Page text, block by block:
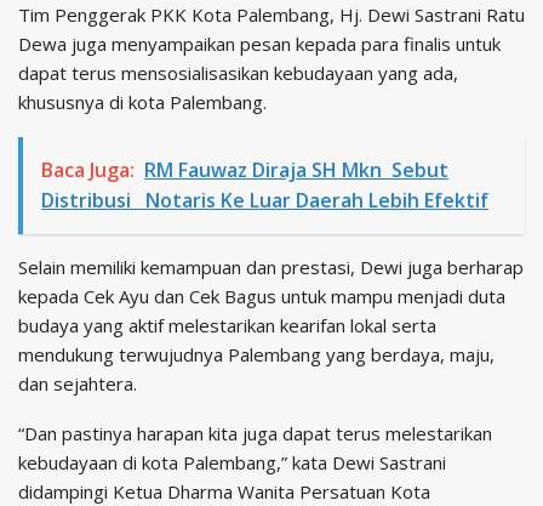
Tim Penggerak PKK Kota Palembang, Hj. Dewi Sastrani Ratu
Dewa juga menyampaikan pesan kepada para finalis untuk
dapat terus mensosialisasikan kebudayaan yang ada,
khususnya di kota Palembang.
Baca Juga: RM Fauwaz Diraja SH Mkn Sebut
Distribusi Notaris Ke Luar Daerah Lebih Efektif
Selain memiliki kemampuan dan prestasi, Dewi juga berharap
kepada Cek Ayu dan Cek Bagus untuk mampu menjadi duta
budaya yang aktif melestarikan kearifan lokal serta
mendukung terwujudnya Palembang yang berdaya, maju,
dan sejahtera.
“Dan pastinya harapan kita juga dapat terus melestarikan
kebudayaan di kota Palembang,” kata Dewi Sastrani
didampingi Ketua Dharma Wanita Persatuan Kota